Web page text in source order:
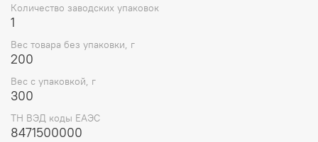
Количество заводских упаковок
1
Вес товара без упаковки, г
200
Вес с упаковкой, г
300
ТН ВЭД коды ЕАЭС
8471500000